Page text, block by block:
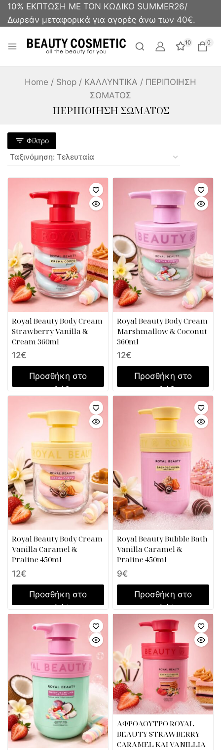
10% ΕΚΠΤΩΣΗ ΜΕ ΤΟΝ ΚΩΔΙΚΟ SUMMER26/
Δωρεάν μεταφορικά για αγορές άνω των 40€.
10 0
Home / Shop / ΚΑΛΛΥΝΤΙΚΑ / ΠΕΡΙΠΟΙΗΣΗ
ΣΩΜΑΤΟΣ
ΠΕΡΙΠΟΙΗΣΗ ΣΩΜΑΤΟΣ
Φίλτρο
Royal Beauty Body Cream
Strawberry Vanilla &
Cream 360ml
12€
Προσθήκη στο
καλάθι
Royal Beauty Body Cream
Marshmallow & Coconut
360ml
12€
Προσθήκη στο
καλάθι
Royal Beauty Body Cream
Vanilla Caramel &
Praline 450ml
12€
Προσθήκη στο
καλάθι
Royal Beauty Bubble Bath
Vanilla Caramel &
Praline 450ml
9€
Προσθήκη στο
καλάθι
ΑΦΡΟΛΟΥΤΡΟ ROYAL
BEAUTY STRAWBERRY
CARAMEL KAI VANILLIA